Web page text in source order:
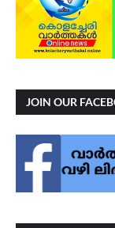
JOIN OUR